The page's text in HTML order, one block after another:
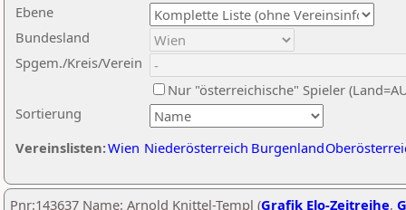
Ebene
Sortierung
Bundesland
Spgem./Kreis/Verein
Nur "österreichische" Spieler
Vereinslisten:Wien Niederösterreich Burgenland
Pnr:143637 Name: Arnold Knittel-Templ (Grafik Elo-Zeitreihe,